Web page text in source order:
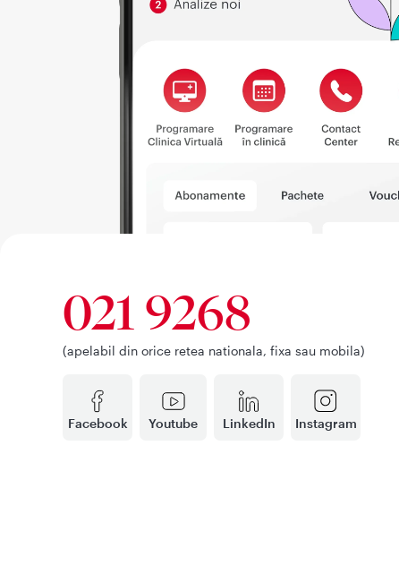
Facebook Youtube LinkedIn Instagram
021 9268
(apelabil din orice retea nationala, fixa sau mobila)